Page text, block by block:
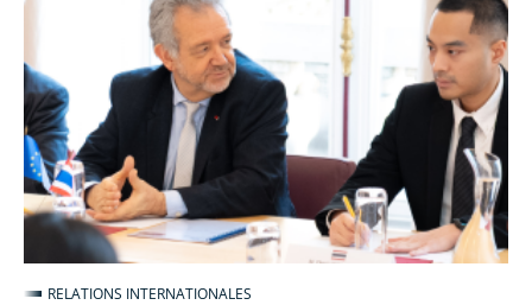
les
juridictions
suprêmes
thaïlandaises
au
Conseil
d’État
RELATIONS INTERNATIONALES